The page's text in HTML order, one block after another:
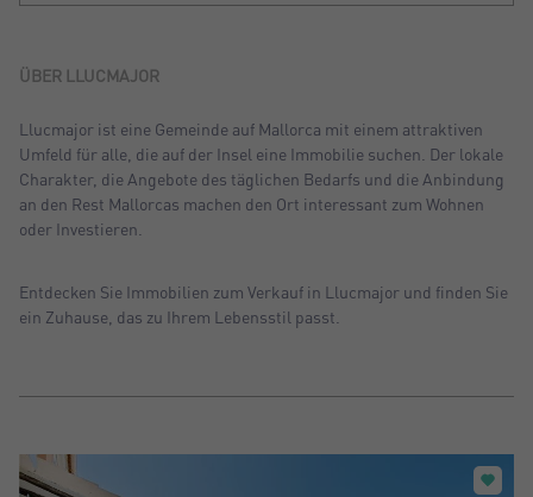
Sortiern nach: Preis absteigend
Sortiern nach: Meist besuchte
ÜBER LLUCMAJOR
Llucmajor ist eine Gemeinde auf Mallorca mit einem attraktiven
Umfeld für alle, die auf der Insel eine Immobilie suchen. Der lokale
Charakter, die Angebote des täglichen Bedarfs und die Anbindung
an den Rest Mallorcas machen den Ort interessant zum Wohnen
oder Investieren.
Entdecken Sie Immobilien zum Verkauf in Llucmajor und finden Sie
ein Zuhause, das zu Ihrem Lebensstil passt.